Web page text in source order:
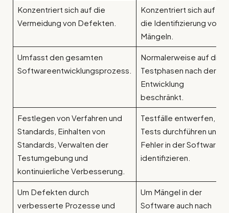
Konzentriert sich auf die
Vermeidung von Defekten.
Konzentriert sich auf
die Identifizierung von
Mängeln.
Umfasst den gesamten
Softwareentwicklungsprozess.
Normalerweise auf die
Testphasen nach der
Entwicklung
beschränkt.
Festlegen von Verfahren und
Standards, Einhalten von
Standards, Verwalten der
Testumgebung und
kontinuierliche Verbesserung.
Testfälle entwerfen,
Tests durchführen und
Fehler in der Software
identifizieren.
Um Defekten durch
verbesserte Prozesse und
Um Mängel in der
Software auch nach